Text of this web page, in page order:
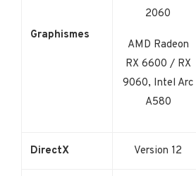
Graphismes
2060
AMD Radeon
RX 6600 / RX
9060, Intel Arc
A580
DirectX Version 12